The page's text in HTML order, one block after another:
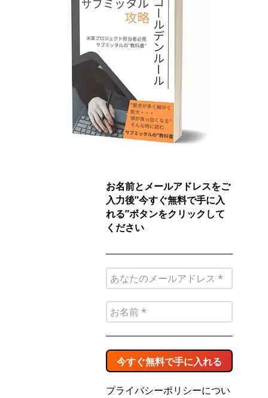
お名前とメールアドレスをご
入力後”今すぐ無料で手に入
れる”ボタンをクリックして
ください
プライバシーポリシーについ